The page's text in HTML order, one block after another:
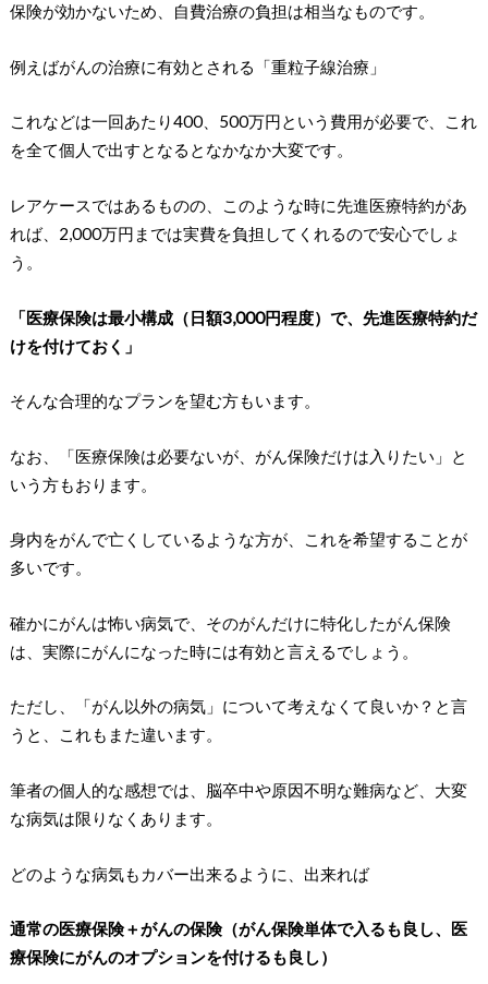
保険が効かないため、自費治療の負担は相当なものです。
例えばがんの治療に有効とされる「重粒子線治療」
これなどは一回あたり400、500万円という費用が必要で、これ
を全て個人で出すとなるとなかなか大変です。
レアケースではあるものの、このような時に先進医療特約があ
れば、2,000万円までは実費を負担してくれるので安心でしょ
う。
「医療保険は最小構成（日額3,000円程度）で、先進医療特約だ
けを付けておく」
そんな合理的なプランを望む方もいます。
なお、「医療保険は必要ないが、がん保険だけは入りたい」と
いう方もおります。
身内をがんで亡くしているような方が、これを希望することが
多いです。
確かにがんは怖い病気で、そのがんだけに特化したがん保険
は、実際にがんになった時には有効と言えるでしょう。
ただし、「がん以外の病気」について考えなくて良いか？と言
うと、これもまた違います。
筆者の個人的な感想では、脳卒中や原因不明な難病など、大変
な病気は限りなくあります。
どのような病気もカバー出来るように、出来れば
通常の医療保険＋がんの保険（がん保険単体で入るも良し、医
療保険にがんのオプションを付けるも良し）